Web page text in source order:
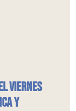
viernes
y